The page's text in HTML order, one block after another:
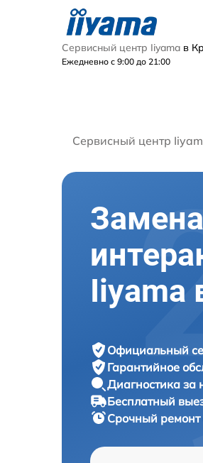
Сервисный центр Iiyama в
Ежедневно с 9:00 до 21:00
Сервисный центр
Iiyama
Официальный
Гарантийное
Диагностика за
Бесплатный
Срочный ремонт